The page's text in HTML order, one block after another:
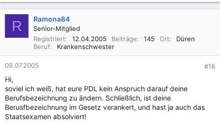
R Ramona84
Senior-Mitglied
Registriert
12.04.2005 Beiträge 145 Ort
Düren
Beruf
Krankenschwester
09.07.2005 #18
Hi,
soviel ich weiß, hat eure PDL kein Anspruch darauf deine
Berufsbezeichnung zu ändern. Schließlich, ist deine
Berusfbezeichnung im Gesetz verankert, und hast ja auch das
Staatsexamen absolviert!